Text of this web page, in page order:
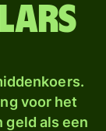
voor het
geld als een